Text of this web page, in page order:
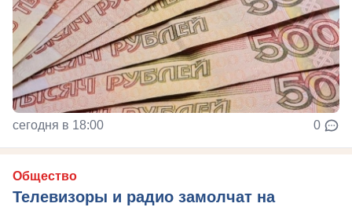
сегодня в 18:00 0
Общество
Телевизоры и радио замолчат на